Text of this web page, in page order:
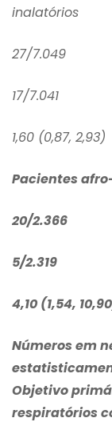
inalatórios
27/7.049
17/7.041
1,60 (0,87, 2,93)
Pacientes
20/2.366
5/2.319
4,10 (1,54,
Números em
Objetivo
respiratórios